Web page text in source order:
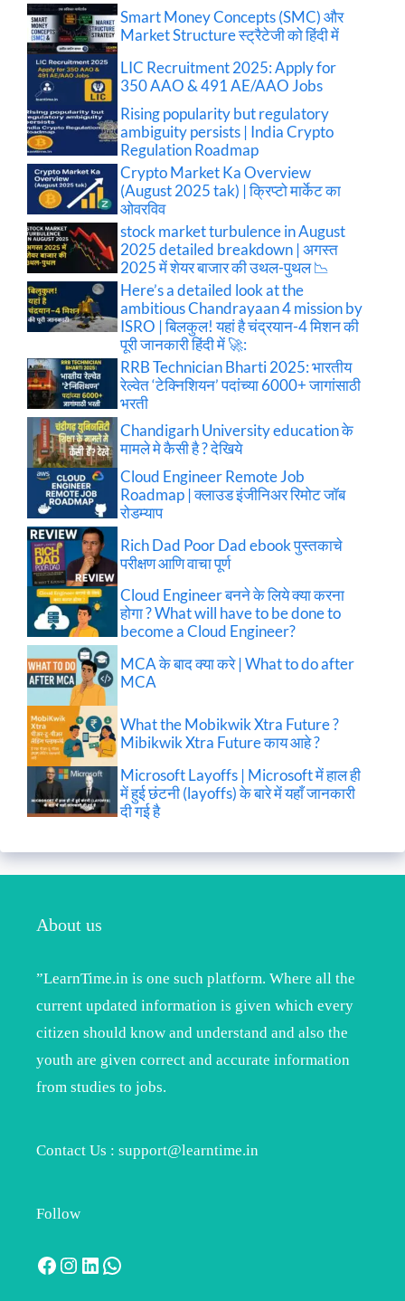
Smart Money Concepts (SMC) और
Market Structure स्ट्रैटेजी को हिंदी में
LIC Recruitment 2025: Apply for
350 AAO & 491 AE/AAO Jobs
Rising popularity but regulatory
ambiguity persists | India Crypto
Regulation Roadmap
Crypto Market Ka Overview
(August 2025 tak) | क्रिप्टो मार्केट का
ओवरविव
stock market turbulence in August
2025 detailed breakdown | अगस्त
2025 में शेयर बाजार की उथल-पुथल 📉
Here’s a detailed look at the
ambitious Chandrayaan 4 mission by
ISRO | बिलकुल! यहां है चंद्रयान-4 मिशन की
पूरी जानकारी हिंदी में 🚀:
RRB Technician Bharti 2025: भारतीय
रेल्वेत ‘टेक्निशियन’ पदांच्या 6000+ जागांसाठी
भरती
Chandigarh University education के
मामले मे कैसी है ? देखिये
Cloud Engineer Remote Job
Roadmap | क्लाउड इंजीनिअर रिमोट जॉब
रोडम्याप
Rich Dad Poor Dad ebook पुस्तकाचे
परीक्षण आणि वाचा पूर्ण
Cloud Engineer बनने के लिये क्या करना
होगा ? What will have to be done to
become a Cloud Engineer?
MCA के बाद क्या करे | What to do after
MCA
What the Mobikwik Xtra Future ?
Mibikwik Xtra Future काय आहे ?
Microsoft Layoffs | Microsoft में हाल ही
में हुई छंटनी (layoffs) के बारे में यहाँ जानकारी
दी गई है
About us
”LearnTime.in is one such platform. Where all the
current updated information is given which every
citizen should know and understand and also the
youth are given correct and accurate information
from studies to jobs.
Contact Us : support@learntime.in
Follow
Facebook
Instagram
LinkedIn
WhatsApp